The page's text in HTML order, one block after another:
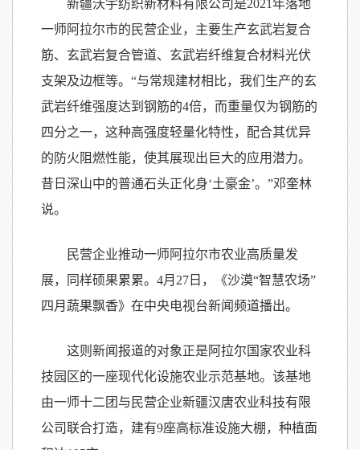
新疆沃宇纺织新材料有限公司是2021年落地
一师阿拉尔市的民营企业，主要生产玄武岩复合
筋、玄武岩复合管道、玄武岩纤维复合材料光伏
支架及边框等。“与常规建材相比，我们生产的玄
武岩纤维强度达到钢筋的4倍，而重量仅为钢筋的
四分之一，这种高强度轻量化特性，配合其优异
的防火阻燃性能，使其展现出巨大的应用潜力。
昔日深山中的普通石头正化身‘土豪金’。”邓奎林
说。
民营企业推动一师阿拉尔市农业高质量发
展，同样硕果累累。4月27日，《沙漠“智慧农场”
四月蔬果飘香》在中央电视台新闻频道播出。
这则新闻报道的对象正是阿拉尔国家农业科
技园区的一座现代化设施农业示范基地。该基地
由一师十二团与民营企业新疆汉唐农业科技有限
公司联合打造，建有9座高标准设施大棚，种植面